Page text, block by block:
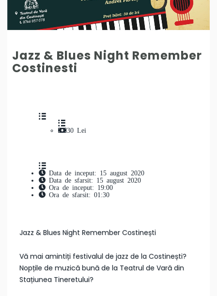
Jazz & Blues Night Remember
Costinesti
30 Lei
Data de inceput: 15 august 2020
Data de sfarsit: 15 august 2020
Ora de inceput: 19:00
Ora de sfarsit: 01:30
Jazz & Blues Night Remember Costinești
Vă mai amintiți festivalul de jazz de la Costinești?
Nopțile de muzică bună de la Teatrul de Vară din
Stațiunea Tineretului?